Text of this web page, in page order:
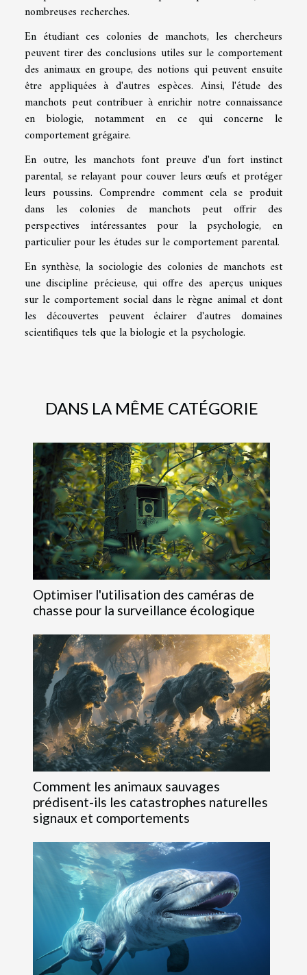
nombreuses recherches.
En étudiant ces colonies de manchots, les chercheurs
peuvent tirer des conclusions utiles sur le comportement
des animaux en groupe, des notions qui peuvent ensuite
être appliquées à d'autres espèces. Ainsi, l'étude des
manchots peut contribuer à enrichir notre connaissance
en biologie, notamment en ce qui concerne le
comportement grégaire.
En outre, les manchots font preuve d'un fort instinct
parental, se relayant pour couver leurs œufs et protéger
leurs poussins. Comprendre comment cela se produit
dans les colonies de manchots peut offrir des
perspectives intéressantes pour la psychologie, en
particulier pour les études sur le comportement parental.
En synthèse, la sociologie des colonies de manchots est
une discipline précieuse, qui offre des aperçus uniques
sur le comportement social dans le règne animal et dont
les découvertes peuvent éclairer d'autres domaines
scientifiques tels que la biologie et la psychologie.
DANS LA MÊME CATÉGORIE
Optimiser l'utilisation des caméras de
chasse pour la surveillance écologique
Comment les animaux sauvages
prédisent-ils les catastrophes naturelles
signaux et comportements